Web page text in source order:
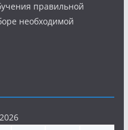
правильной
необходимой